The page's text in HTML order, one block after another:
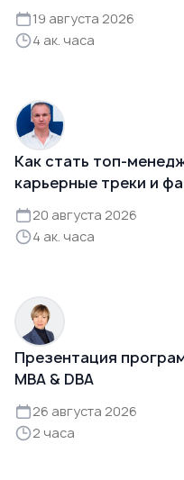
19 августа 2026
4 ак. часа
Как стать топ-
карьерные треки и
20 августа 2026
4 ак. часа
Презентация
MBA & DBA
26 августа 2026
2 часа